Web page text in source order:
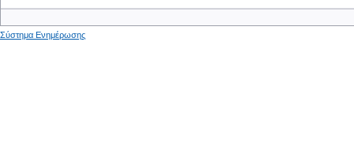
Σύστημα Ενημέρωσης